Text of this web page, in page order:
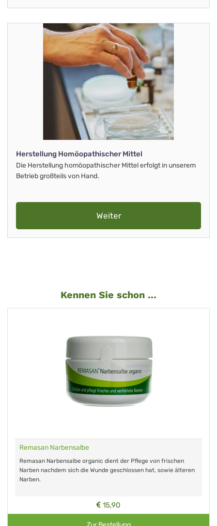
Herstellung Homöopathischer Mittel
Die Herstellung homöopathischer Mittel erfolgt in unserem
Betrieb großteils von Hand.
Weiter
Kennen Sie schon ...
Remasan Narbensalbe
Remasan Narbensalbe organic dient der Pflege von frischen
Narben nachdem sich die Wunde geschlossen hat, sowie älteren
Narben.
15,90